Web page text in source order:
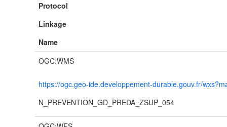
Protocol
Linkage
Name
OGC:WMS
https://ogc.geo-ide.developpement-durable.gouv.fr/
N_PREVENTION_GD_PREDA_ZSUP_054